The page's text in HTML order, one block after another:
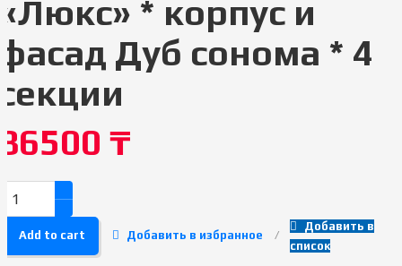
* корпус и
Дуб сонома * 4
₸
Add to cart Добавить в избранное
Добавить в
список